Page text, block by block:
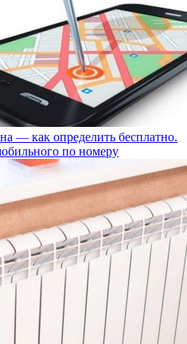
— как определить бесплатно.
по номеру